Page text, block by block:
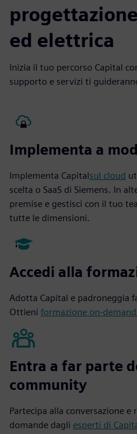
ed elettrica
Inizia il tuo percorso Capital
supporto e servizi ti
Implementa a
Implementa Capitalsul cloud
scelta o SaaS di Siemens. In
premise e gestisci con il tuo
tutte le dimensioni.
Accedi alla
Adotta Capital e padroneggia
Ottieni formazione on-
Entra a far parte
community
Partecipa alla conversazione
domande dagli esperti di